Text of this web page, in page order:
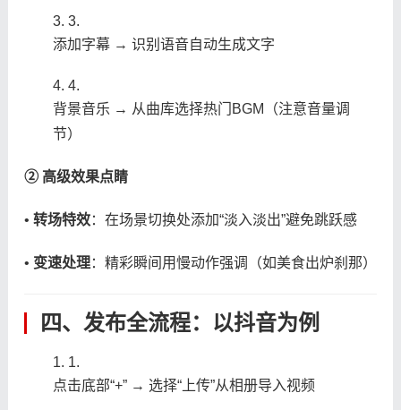
3.
添加字幕 → 识别语音自动生成文字
4.
背景音乐 → 从曲库选择热门BGM（注意音量调
节）
​② 高级效果点睛​
• ​ ​转场特效​​：在场景切换处添加“淡入淡出”避免跳跃感
• ​ ​变速处理​​：精彩瞬间用慢动作强调（如美食出炉刹那）
四、发布全流程：以抖音为例
1.
点击底部“+” → 选择“上传”从相册导入视频